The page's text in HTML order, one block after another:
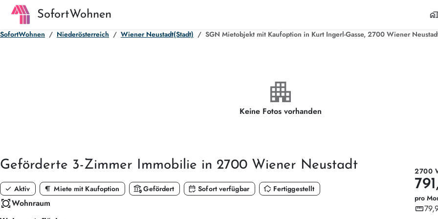
SofortWohnen home_work
SofortWohnen Niederösterreich Wiener Neustadt(Stadt) SGN Mietobjekt mit Kaufoption in Kurt Ingerl-Gasse, 2700 Wiener
apartment
Keine Fotos vorhanden
Geförderte 3-Zimmer Immobilie in 2700 Wiener Neustadt
check Aktiv format_paragraph Miete mit Kaufoption assured_workloadGefördert calendar_check Sofort verfügbar in_home_mode Fertiggestellt
all_outWohnraum
2700
pro
straighten